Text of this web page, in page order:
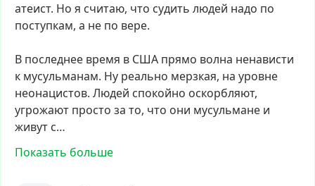
атеист. Но я считаю, что судить людей надо по
поступкам, а не по вере.
В последнее время в США прямо волна ненависти
к мусульманам. Ну реально мерзкая, на уровне
неонацистов. Людей спокойно оскорбляют,
угрожают просто за то, что они мусульмане и
живут с…
Показать больше